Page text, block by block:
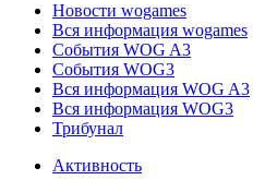
Новости wogames
Вся информация wogames
События WOG A3
События WOG3
Вся информация WOG A3
Вся информация WOG3
Трибунал
Активность